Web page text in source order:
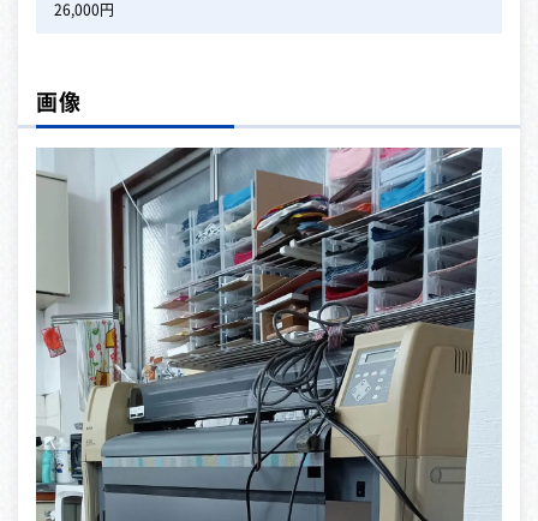
26,000円
画像